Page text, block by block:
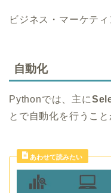
ビジネス・マーケテ
自動化
Pythonでは、主に
とで自動化を行うこと